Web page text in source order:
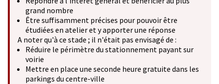
grand nombre
Être suffisamment précises pour pouvoir être
étudiées en atelier et y apporter une réponse
A noter qu'à ce stade ; il n'était pas envisagé de :
Réduire le périmètre du stationnement payant sur
voirie
Mettre en place une seconde heure gratuite dans les
parkings du centre-ville